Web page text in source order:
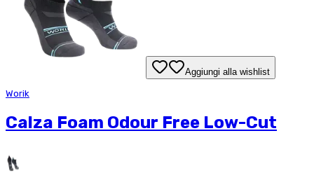
Aggiungi alla wishlist
Worik
Calza Foam Odour Free Low-Cut